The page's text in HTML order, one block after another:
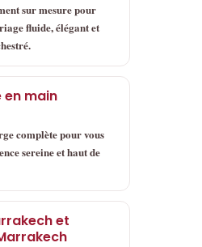
sur mesure pour
fluide, élégant et
en main
complète pour vous
sereine et haut de
et